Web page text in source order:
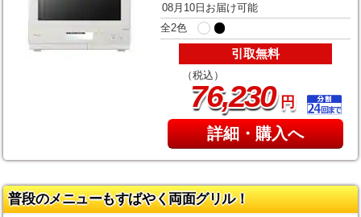
08月10日お届け可能
全2色
引取無料
（税込）
76,230円
詳細・購入へ
普段のメニューもすばやく両面グリル！